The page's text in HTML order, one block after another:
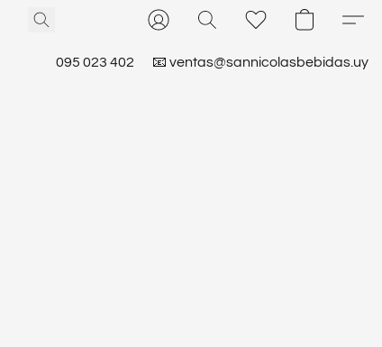
095 023 402 📧 ventas@sannicolasbebidas.uy